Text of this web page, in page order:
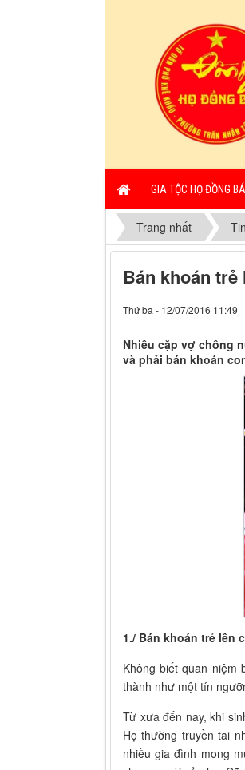
GIA TỘC HỌ ĐỒNG BÁ
Trang nhất
Bán khoán
Thứ ba - 12/07/2016 11:49
Nhiều cặp vợ chồng
và phải bán khoán
1./ Bán khoán trẻ lên
Không biết quan
thành như một tín
Từ xưa đến nay, khi
Họ thường truyền tai
nhiều gia đình mong